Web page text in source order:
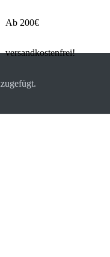
Ab 200€
versandkostenfrei!